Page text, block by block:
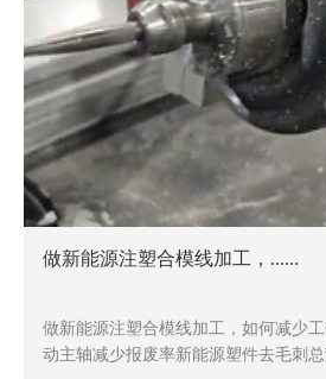
线加工，......
加工，如何减少工件刮伤？有RBZ-40浮
能源塑件去毛刺总刮坏工件？注塑件合